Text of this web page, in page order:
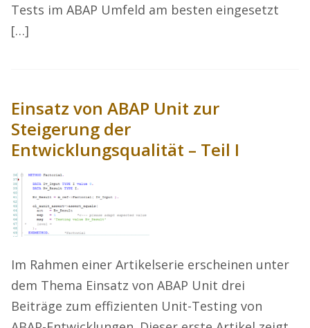
Tests im ABAP Umfeld am besten eingesetzt
[…]
Einsatz von ABAP Unit zur
Steigerung der
Entwicklungsqualität – Teil I
Im Rahmen einer Artikelserie erscheinen unter
dem Thema Einsatz von ABAP Unit drei
Beiträge zum effizienten Unit-Testing von